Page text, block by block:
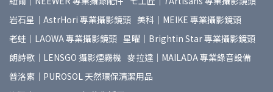
岩石星｜AstrHori 專業攝影鏡頭 美科｜MEIKE 專業攝影鏡頭
老蛙｜LAOWA 專業攝影鏡頭 星曜｜Brightin Star 專業攝影鏡頭
朗詩歌｜LENSGO 攝影煙霧機 麥拉達｜MAILADA 專業錄音設備
普洛索｜PUROSOL 天然環保清潔用品